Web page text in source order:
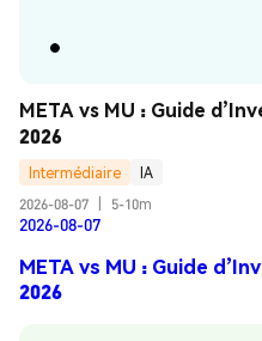
META vs MU : Guide
2026
Intermédiaire
IA
2026-08-07
5-10m
2026-08-07
META vs MU : Guide
2026